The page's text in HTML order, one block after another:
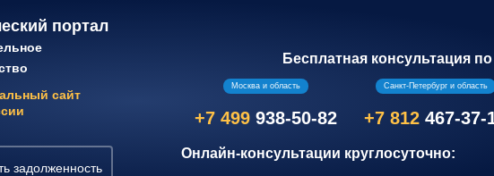
портал
сайт
задолженность
Бесплатная консультация
Москва и область
+7 499 938-50-82
Санкт-Петербург и область
+7 812 467-37-
Онлайн-консультации круглосуточно: